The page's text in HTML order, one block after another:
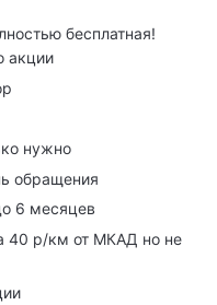
бесплатная!
акции
нужно
обращения
6 месяцев
40 р/км от МКАД но не